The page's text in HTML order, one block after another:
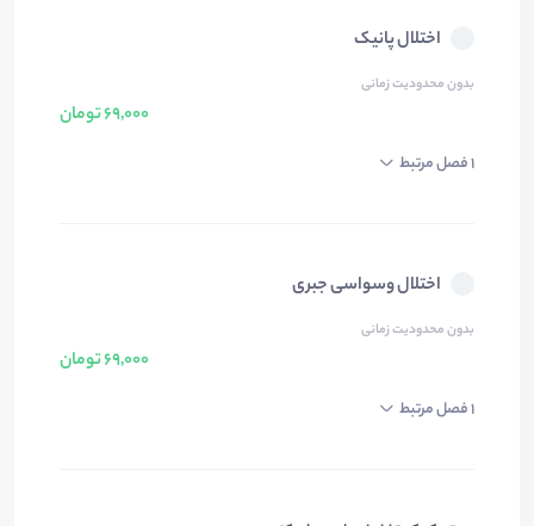
اختلال پانیک
بدون محدودیت زمانی
69,000 تومان
1 فصل مرتبط
اختلال وسواسی جبری
بدون محدودیت زمانی
69,000 تومان
1 فصل مرتبط